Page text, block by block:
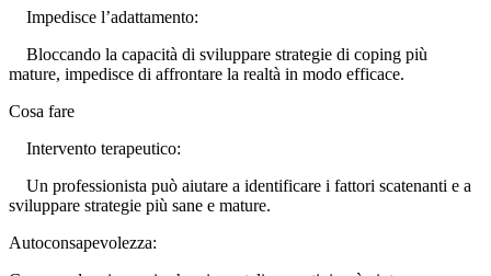
Impedisce l’adattamento:
Bloccando la capacità di sviluppare strategie di coping più
mature, impedisce di affrontare la realtà in modo efficace.
Cosa fare
Intervento terapeutico:
Un professionista può aiutare a identificare i fattori scatenanti e a
sviluppare strategie più sane e mature.
Autoconsapevolezza: